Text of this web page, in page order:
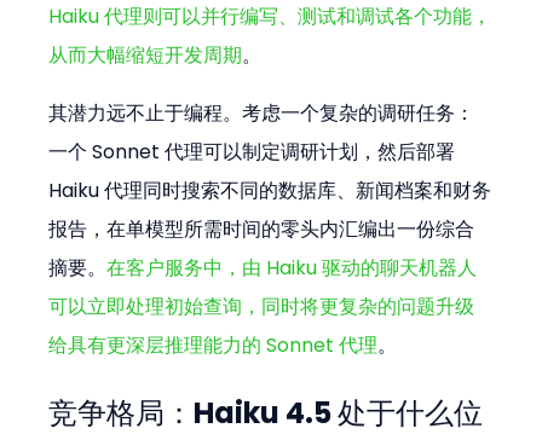
Haiku 代理则可以并行编写、测试和调试各个功能，
从而大幅缩短开发周期。
其潜力远不止于编程。考虑一个复杂的调研任务：
一个 Sonnet 代理可以制定调研计划，然后部署
Haiku 代理同时搜索不同的数据库、新闻档案和财务
报告，在单模型所需时间的零头内汇编出一份综合
摘要。在客户服务中，由 Haiku 驱动的聊天机器人
可以立即处理初始查询，同时将更复杂的问题升级
给具有更深层推理能力的 Sonnet 代理。
竞争格局：Haiku 4.5 处于什么位